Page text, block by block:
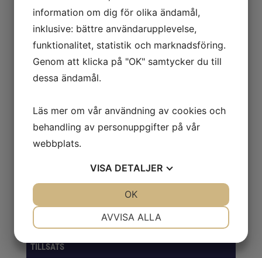
Universalspray WD-40, 400 ml
95.00 Exkl. moms
Skärvätska Special 5L
VERKSTAD
TILLSATS
information om dig för olika ändamål,
inklusive: bättre användarupplevelse,
funktionalitet, statistik och marknadsföring.
Genom att klicka på "OK" samtycker du till
dessa ändamål.
Läs mer om vår användning av cookies och
behandling av personuppgifter på vår
webbplats.
VISA DETALJER
AVVISA ALLA
OK